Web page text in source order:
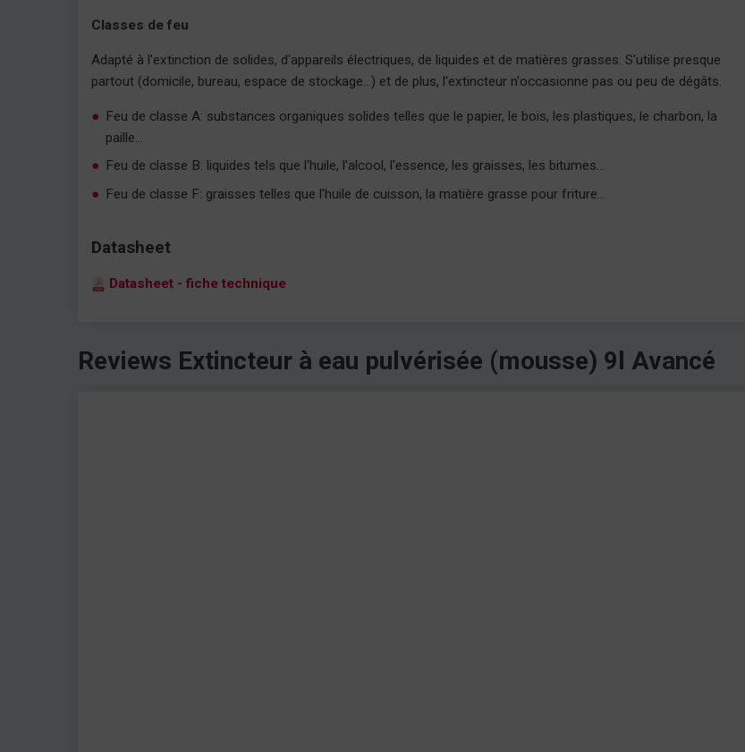
Classes de feu
Adapté à l'extinction de solides, d'appareils électriques, de liquides et de matières grasses. S'utilise presque
partout (domicile, bureau, espace de stockage...) et de plus, l'extincteur n'occasionne pas ou peu de dégâts.
Feu de classe A: substances organiques solides telles que le papier, le bois, les plastiques, le charbon, la
paille...
Feu de classe B: liquides tels que l'huile, l'alcool, l'essence, les graisses, les bitumes...
Feu de classe F: graisses telles que l'huile de cuisson, la matière grasse pour friture...
Datasheet
Datasheet - fiche technique
Reviews Extincteur à eau pulvérisée (mousse) 9l Avancé